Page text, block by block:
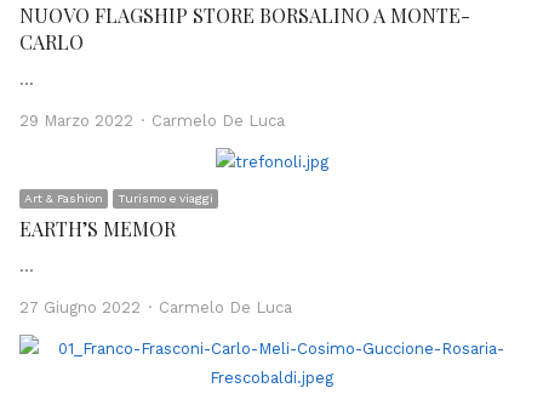
NUOVO FLAGSHIP STORE BORSALINO A MONTE-
CARLO
…
29 Marzo 2022 Author
Carmelo De Luca
Art & Fashion Turismo e viaggi
EARTH’S MEMOR
…
27 Giugno 2022 Author
Carmelo De Luca